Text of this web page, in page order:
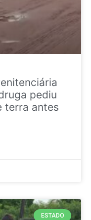
pediu
terra antes
ESTADO